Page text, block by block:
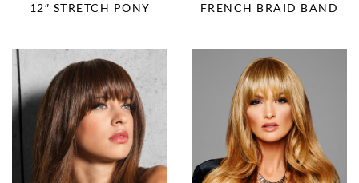
12″ STRETCH PONY FRENCH BRAID BAND